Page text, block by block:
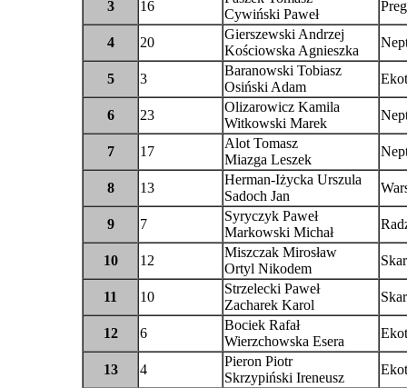
3 16
Cywiński Paweł
4 20
Gierszewski Andrzej
Kościowska Agnieszka
5 3
Baranowski Tobiasz
Osiński Adam
6 23
Olizarowicz Kamila
Witkowski Marek
7 17
Alot Tomasz
Miazga Leszek
8 13
Herman-Iżycka Urszula
Sadoch Jan
9 7
Syryczyk Paweł
Markowski Michał
10 12
Miszczak Mirosław
Ortyl Nikodem
11 10
Strzelecki Paweł
Zacharek Karol
12 6
Bociek Rafał
Wierzchowska Esera
13 4
Pieron Piotr
Skrzypiński Ireneusz